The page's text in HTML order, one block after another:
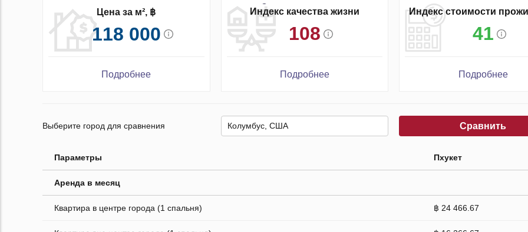
Цена за м², ฿
118 000
Подробнее
Индекс качества жизни
108
Подробнее
Индекс стоимости
41
Подробнее
Выберите город для сравнения Сравнить
Параметры Пхукет
Аренда в месяц
Квартира в центре города (1 спальня) ฿ 24 466.67